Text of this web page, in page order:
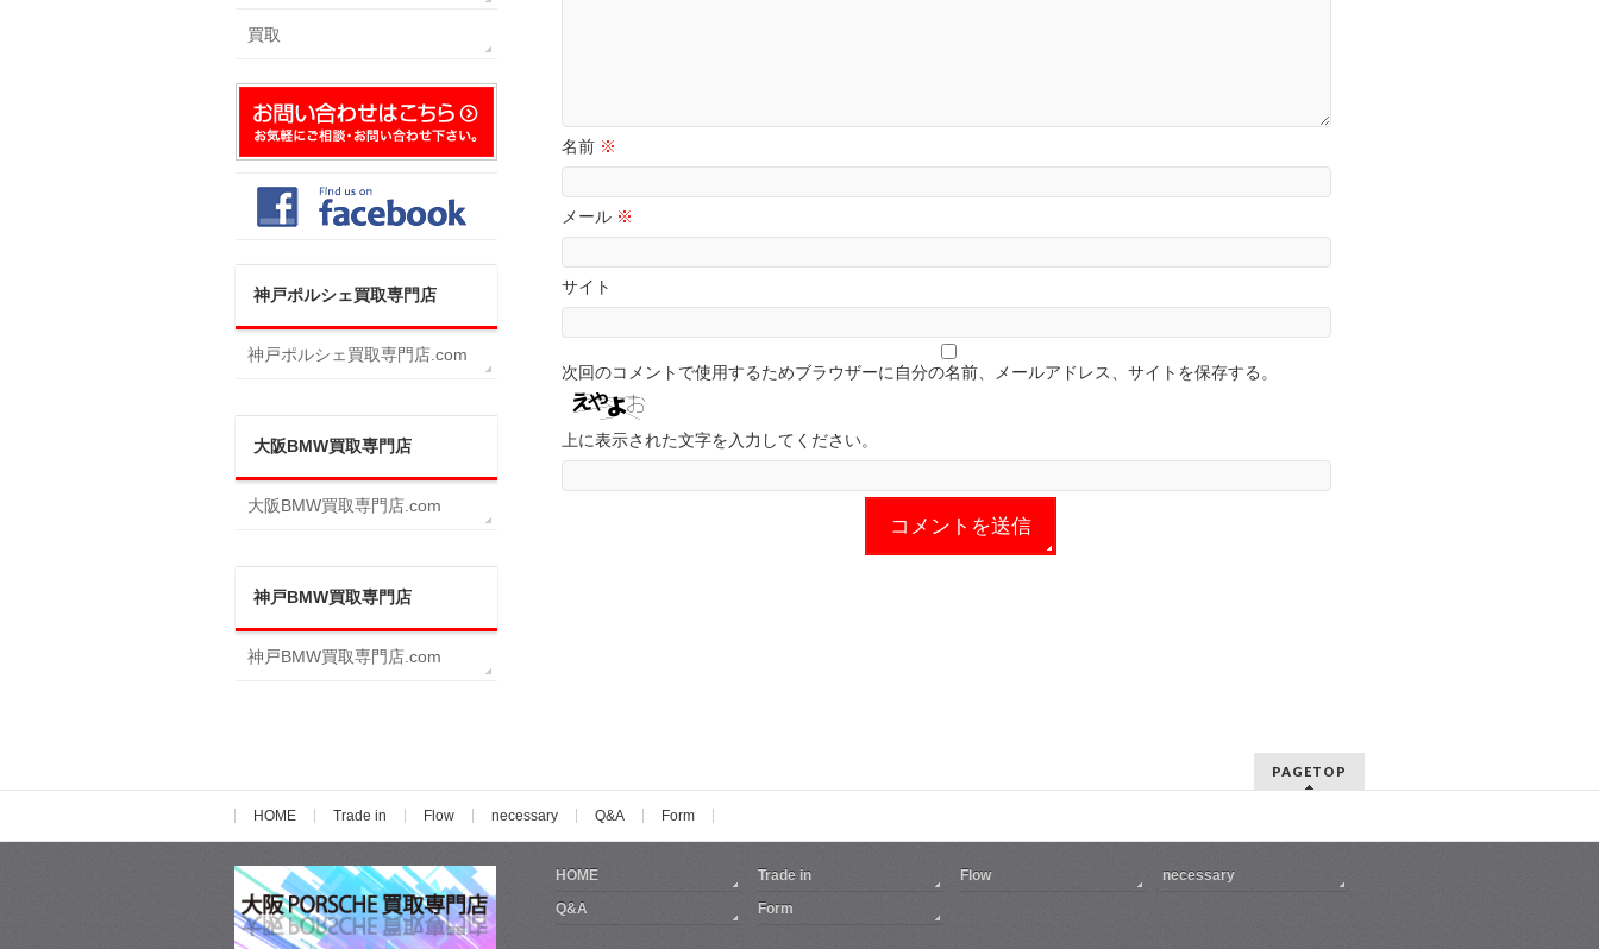
名前 ※
メール ※
サイト
次回のコメントで使用するためブラウザーに自分の名前、メールアドレス、サイトを保存する。
上に表示された文字を入力してください。
買取
神戸ポルシェ買取専門店
神戸ポルシェ買取専門店.com
大阪BMW買取専門店
大阪BMW買取専門店.com
神戸BMW買取専門店
神戸BMW買取専門店.com
PAGETOP
HOME Trade in Flow necessary Q&A Form
HOME Trade in Flow
necessary
Q&A
Form